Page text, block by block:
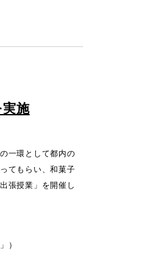
施
一環として都内の
てもらい、和菓子
張授業」を開催し
）